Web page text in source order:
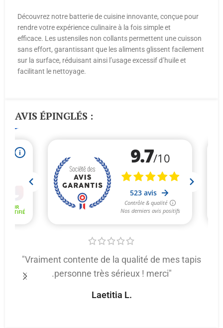
Découvrez notre batterie de cuisine innovante, conçue pour
rendre votre expérience culinaire à la fois simple et
efficace. Les ustensiles non collants permettent une cuisson
sans effort, garantissant que les aliments glissent facilement
sur la surface, réduisant ainsi l’usage excessif d’huile et
facilitant le nettoyage.
AVIS ÉPINGLÉS :
"Vraiment contente de la qualité de mes tapis
.personne très sérieux ! merci"
Laetitia L.